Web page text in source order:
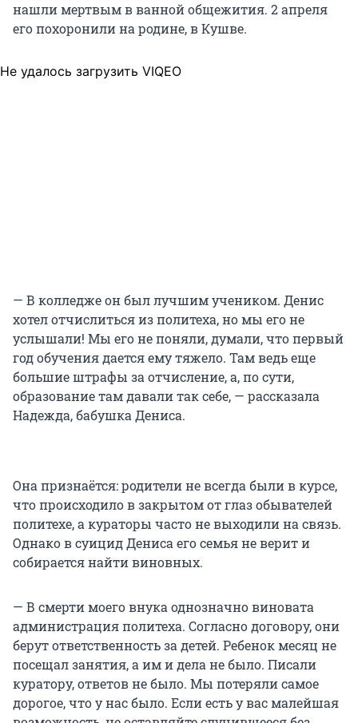
нашли мертвым в ванной общежития. 2 апреля
его похоронили на родине, в Кушве.
Не удалось загрузить VIQEO
— В колледже он был лучшим учеником. Денис
хотел отчислиться из политеха, но мы его не
услышали! Мы его не поняли, думали, что первый
год обучения дается ему тяжело. Там ведь еще
большие штрафы за отчисление, а, по сути,
образование там давали так себе, — рассказала
Надежда, бабушка Дениса.
Она признаётся: родители не всегда были в курсе,
что происходило в закрытом от глаз обывателей
политехе, а кураторы часто не выходили на связь.
Однако в суицид Дениса его семья не верит и
собирается найти виновных.
— В смерти моего внука однозначно виновата
администрация политеха. Согласно договору, они
берут ответственность за детей. Ребенок месяц не
посещал занятия, а им и дела не было. Писали
куратору, ответов не было. Мы потеряли самое
дорогое, что у нас было. Если есть у вас малейшая